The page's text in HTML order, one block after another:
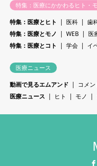
特集：医療にかかわるヒト・
特集：医療とヒト
医科
歯
特集：医療とモノ
WEB 医
特集：医療とコト
学会 イ
医療ニュース
動画で見るエムアンド
コメ
医療ニュース
ヒト モノ